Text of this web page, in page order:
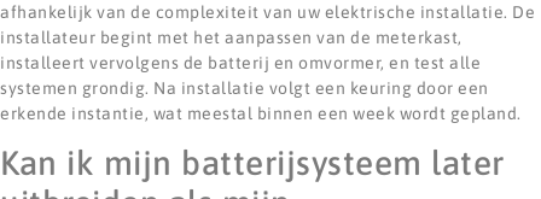
afhankelijk van de complexiteit van uw elektrische installatie. De
installateur begint met het aanpassen van de meterkast,
installeert vervolgens de batterij en omvormer, en test alle
systemen grondig. Na installatie volgt een keuring door een
erkende instantie, wat meestal binnen een week wordt gepland.
Kan ik mijn batterijsysteem later